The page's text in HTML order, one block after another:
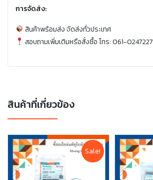
การจัดส่ง:
สินค้าพร้อมส่ง จัดส่งทั่วประเทศ
สอบถามเพิ่มเติมหรือสั่งซื้อ โทร: 061-0247227
สินค้าที่เกี่ยวข้อง
Sale!